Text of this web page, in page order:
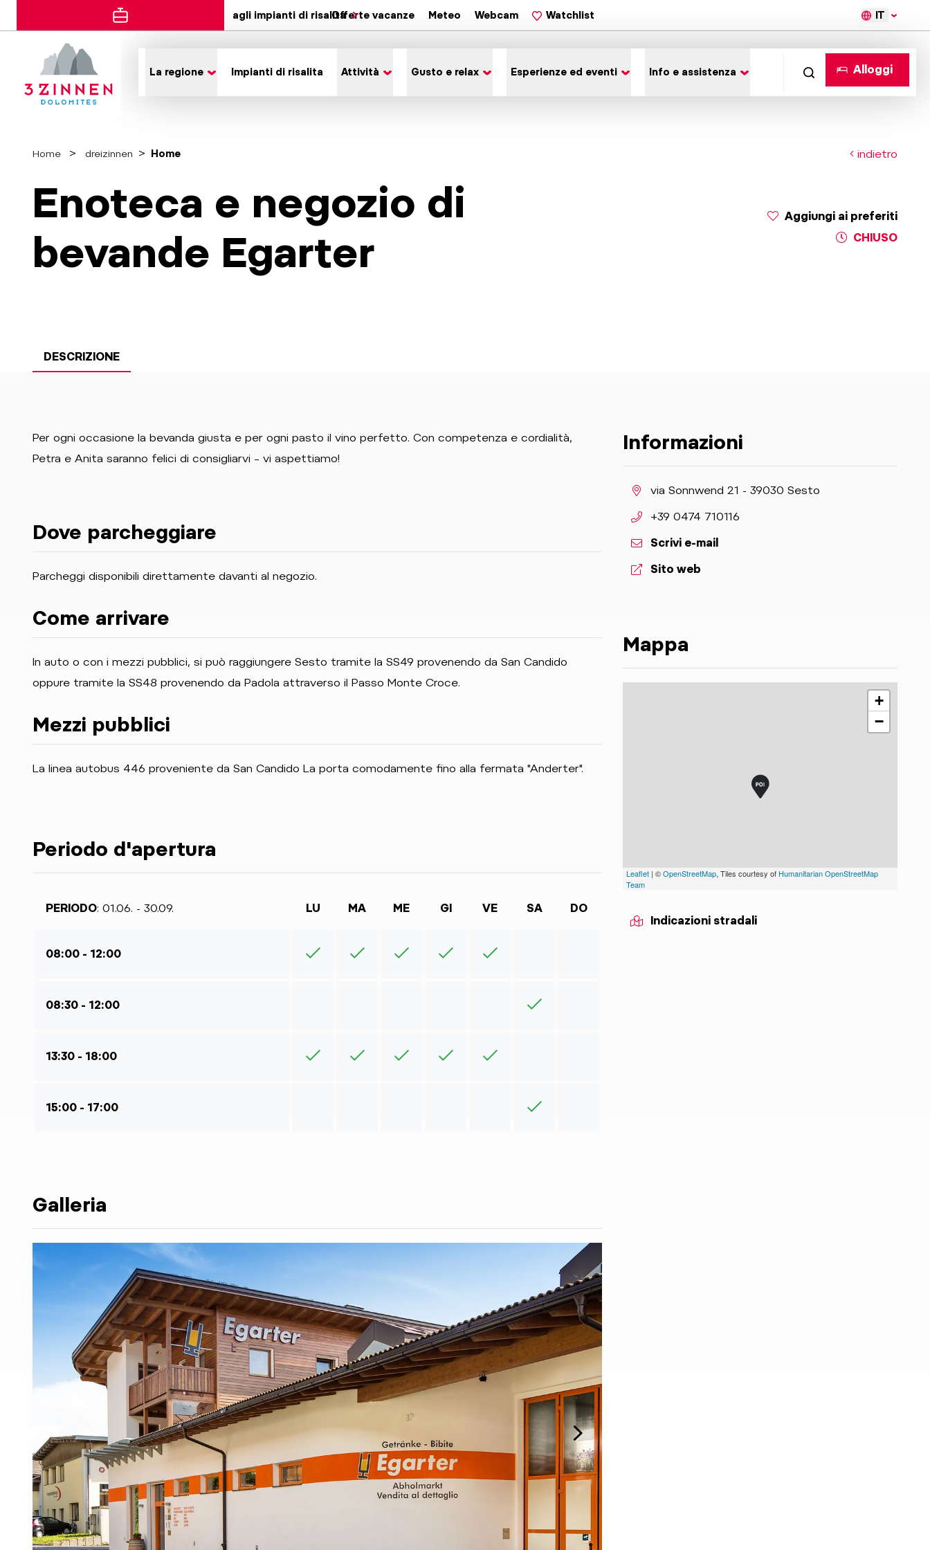
agli impianti di risalitaOfferte vacanze Meteo Webcam Watchlist IT
La regione Impianti di risalita Attività Gusto e relax Esperienze ed eventi Info e assistenza Alloggi
Home dreizinnen Home indietro
Enoteca e negozio di
bevande Egarter
Aggiungi ai preferiti
CHIUSO
DESCRIZIONE
Per ogni occasione la bevanda giusta e per ogni pasto il vino perfetto. Con competenza e cordialità,
Petra e Anita saranno felici di consigliarvi – vi aspettiamo!
Dove parcheggiare
Parcheggi disponibili direttamente davanti al negozio.
Come arrivare
In auto o con i mezzi pubblici, si può raggiungere Sesto tramite la SS49 provenendo da San Candido
oppure tramite la SS48 provenendo da Padola attraverso il Passo Monte Croce.
Mezzi pubblici
La linea autobus 446 proveniente da San Candido La porta comodamente fino alla fermata "Anderter".
Periodo d'apertura
PERIODO: 01.06. - 30.09. LU MA ME GI VE SA DO
08:00 - 12:00
08:30 - 12:00
13:30 - 18:00
15:00 - 17:00
Galleria
Informazioni
aria.location:
via Sonnwend 21 - 39030 Sesto
aria.phone:
+39 0474 710116
Scrivi e-mail
aria.website:
Sito web
Mappa
+
−
Leaflet | ©OpenStreetMap, Tiles courtesy of Humanitarian OpenStreetMap
Team
Indicazioni stradali